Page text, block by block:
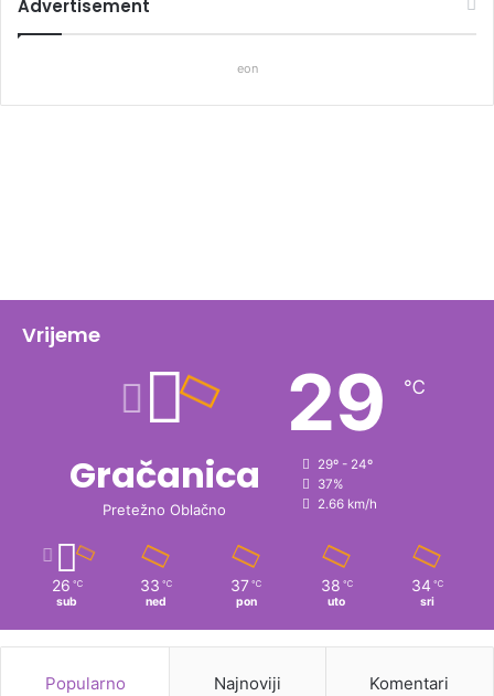
Advertisement
eon
Vrijeme
Gračanica
Pretežno Oblačno
29 ℃
29º - 24º
37%
2.66 km/h
26 ℃
sub
33 ℃
ned
37 ℃
pon
38 ℃
uto
34 ℃
sri
Popularno Najnoviji Komentari